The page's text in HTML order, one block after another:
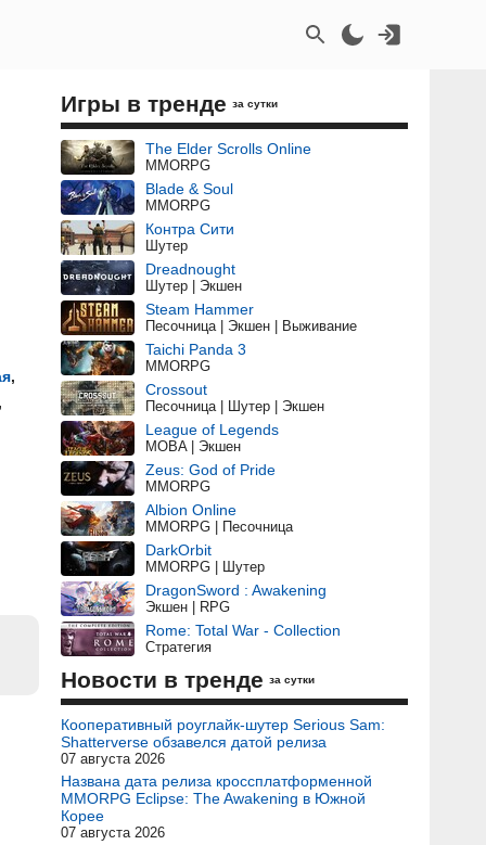
,
Игры в тренде за сутки
The Elder Scrolls Online
MMORPG
Blade & Soul
MMORPG
Контра Сити
Шутер
Dreadnought
Шутер | Экшен
Steam Hammer
Песочница | Экшен | Выживание
Taichi Panda 3
MMORPG
Crossout
Песочница | Шутер | Экшен
League of Legends
MOBA | Экшен
Zeus: God of Pride
MMORPG
Albion Online
MMORPG | Песочница
DarkOrbit
MMORPG | Шутер
DragonSword : Awakening
Экшен | RPG
Rome: Total War - Collection
Стратегия
Новости в тренде за сутки
Кооперативный роуглайк-шутер Serious Sam:
Shatterverse обзавелся датой релиза
07 августа 2026
Названа дата релиза кроссплатформенной
MMORPG Eclipse: The Awakening в Южной
Корее
07 августа 2026